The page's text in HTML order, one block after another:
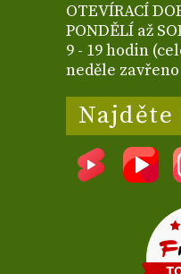
OTEVÍRACÍ
PONDĚLÍ až
9 - 19 hodin
neděle zavřeno
Najděte